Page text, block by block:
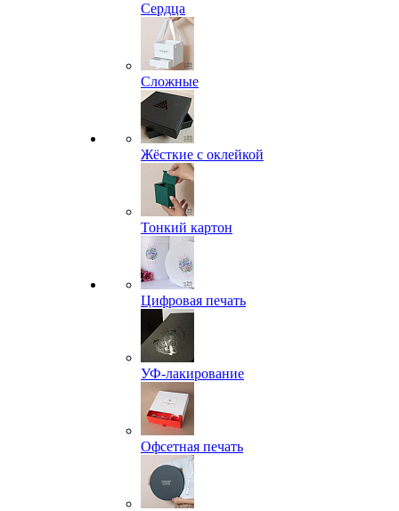
Сердца
Сложные
Жёсткие с оклейкой
Тонкий картон
Цифровая печать
УФ-лакирование
Офсетная печать